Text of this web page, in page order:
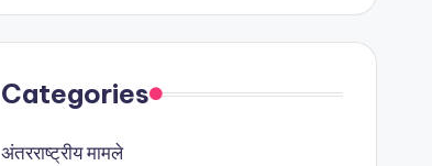
Categories
अंतरराष्ट्रीय मामले